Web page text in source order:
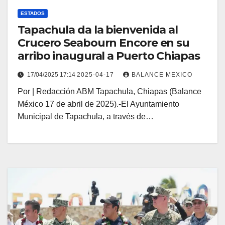
ESTADOS
Tapachula da la bienvenida al
Crucero Seabourn Encore en su
arribo inaugural a Puerto Chiapas
17/04/2025 17:14 2025-04-17 BALANCE MEXICO
Por | Redacción ABM Tapachula, Chiapas (Balance
México 17 de abril de 2025).-El Ayuntamiento
Municipal de Tapachula, a través de…